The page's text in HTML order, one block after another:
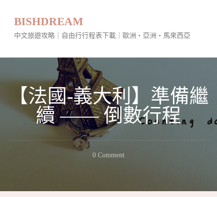
BISHDREAM
中文旅遊攻略｜自由行行程表下載｜歐洲・亞洲・馬來西亞
【法國-義大利】準備繼
續 —— 倒數行程
0 CommentOn